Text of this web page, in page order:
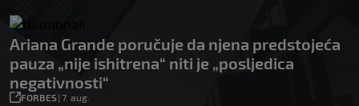
Ariana Grande poručuje da njena predstojeća
pauza „nije ishitrena“ niti je „posljedica
negativnosti“
FORBES| 7. aug.